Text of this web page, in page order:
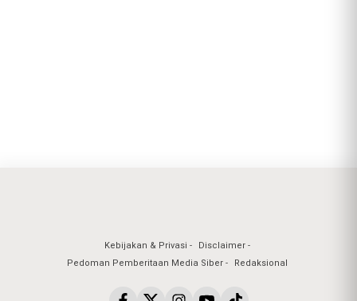
Kebijakan & Privasi
Disclaimer
Pedoman Pemberitaan Media Siber
Redaksional